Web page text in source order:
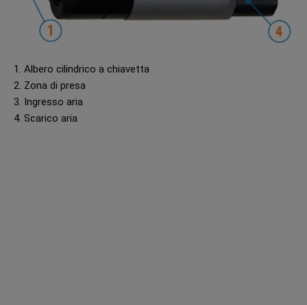
1. Albero cilindrico a chiavetta
2. Zona di presa
3. Ingresso aria
4. Scarico aria